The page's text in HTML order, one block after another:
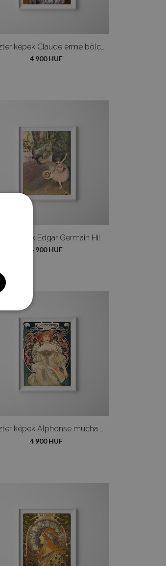
4 900 HUF
Poszter képek Edgar Germain Hilaire Degas
4 900 HUF
Poszter képek Alphonse mucha poszter réverie
4 900 HUF